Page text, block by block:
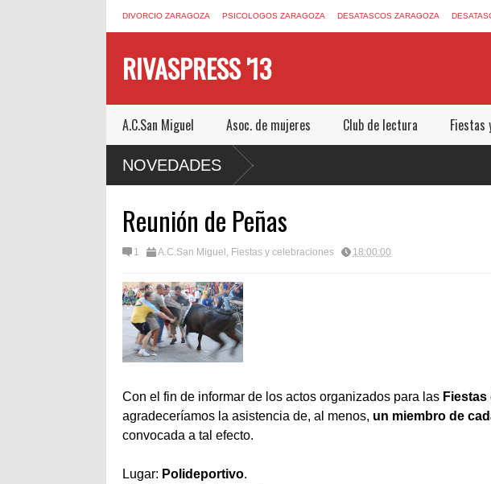
DIVORCIO ZARAGOZA PSICOLOGOS ZARAGOZA DESATASCOS ZARAGOZA
RIVASPRESS '13
A.C.San Miguel Asoc. de mujeres Club de lectura Fiestas
NOVEDADES
Reunión de Peñas
1 A.C.San Miguel , Fiestas y celebraciones 18:00:00
Con el fin de informar de los actos organizados para las
agradeceríamos la asistencia de, al menos, un miembro de
convocada a tal efecto.
Lugar: Polideportivo.